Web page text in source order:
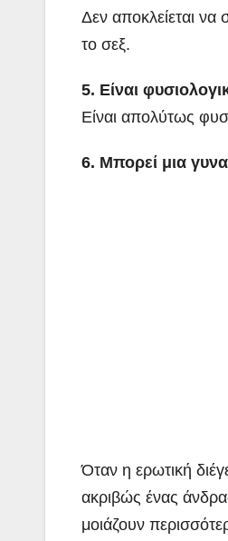
Δεν αποκλείεται να
το σεξ.
5. Είναι
Είναι απολύτως
6. Μπορεί μια
Όταν η ερωτική
ακριβώς ένας
μοιάζουν